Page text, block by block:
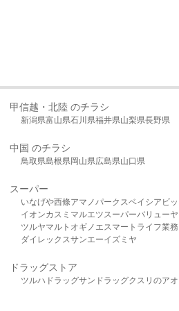
甲信越・北陸 のチラシ
新潟県富山県石川県福井県山梨県長野県
中国 のチラシ
鳥取県島根県岡山県広島県山口県
スーパー
いなげや西條アマノパークスベイシア ビ
イオンカスミ マルエツスーパーバリュー
ツルヤマルト オギノ エスマート ライフ業
ダイレックスサンエーイズミヤ
ドラッグストア
ツルハドラッグサンドラッグクスリのア